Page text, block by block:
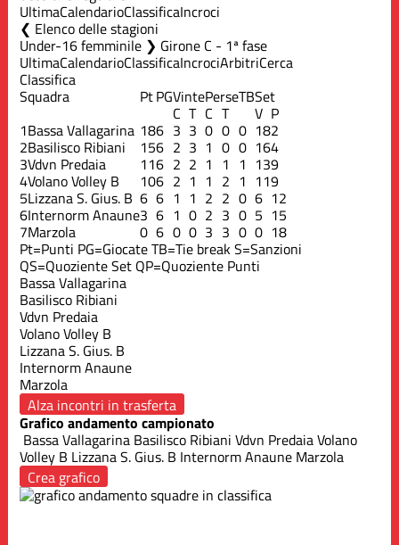
UltimaCalendarioClassificaIncroci
Elenco delle stagioni
Under-16 femminile ❯ Girone C - 1ª fase
UltimaCalendarioClassificaIncrociArbitriCerca
Classifica
Squadra PtPGVintePerseTBSet
C T C T V P
1Bassa Vallagarina 186 3 3 0 0 0 182
2Basilisco Ribiani 156 2 3 1 0 0 164
3Vdvn Predaia 116 2 2 1 1 1 139
4Volano Volley B 106 2 1 1 2 1 119
5Lizzana S. Gius. B 6 6 1 1 2 2 0 6 12
6Internorm Anaune3 6 1 0 2 3 0 5 15
7Marzola 0 6 0 0 3 3 0 0 18
Pt=Punti PG=GiocateTB=Tie breakS=Sanzioni
QS=Quoziente Set QP=Quoziente Punti
Bassa Vallagarina
Basilisco Ribiani
Vdvn Predaia
Volano Volley B
Lizzana S. Gius. B
Internorm Anaune
Marzola
Alza incontri in trasferta
Grafico andamento campionato
Bassa Vallagarina Basilisco Ribiani Vdvn PredaiaVolano
Volley B Lizzana S. Gius. B Internorm Anaune Marzola
Crea grafico